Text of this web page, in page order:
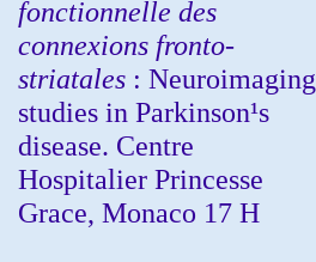
fonctionnelle des
connexions fronto-
striatales : Neuroimaging
studies in Parkinson¹s
disease. Centre
Hospitalier Princesse
Grace, Monaco 17 H